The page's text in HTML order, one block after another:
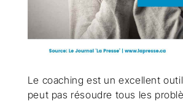
Le coaching est un excellent
peut pas résoudre tous les